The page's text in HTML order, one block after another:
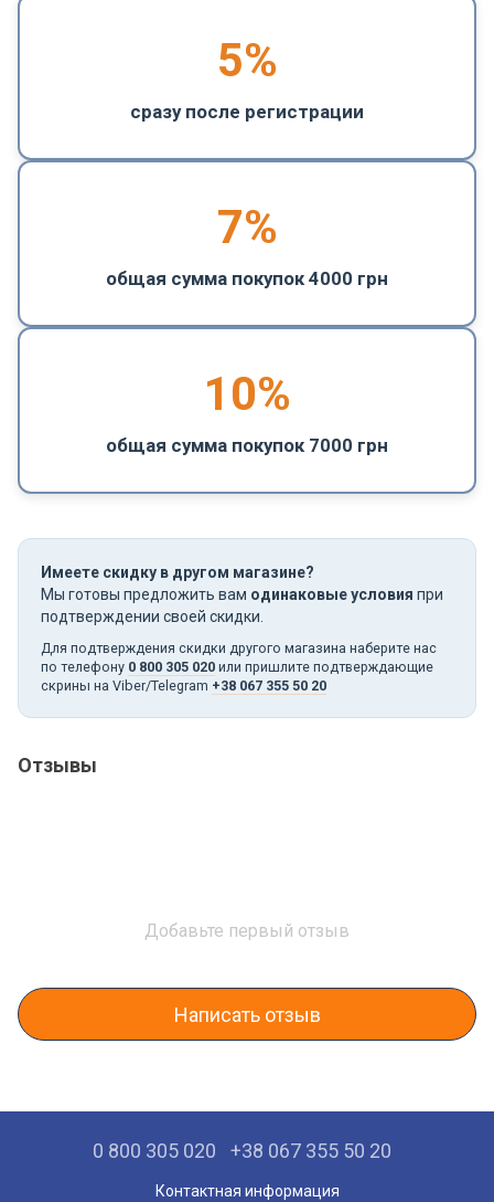
5%
сразу после регистрации
7%
общая сумма покупок 4000 грн
10%
общая сумма покупок 7000 грн
Имеете скидку в другом магазине?
Мы готовы предложить вам одинаковые условия при
подтверждении своей скидки.
Для подтверждения скидки другого магазина наберите нас
по телефону 0 800 305 020 или пришлите подтверждающие
скрины на Viber/Telegram +38 067 355 50 20
Отзывы
Добавьте первый отзыв
Написать отзыв
0 800 305 020 +38 067 355 50 20
Контактная информация